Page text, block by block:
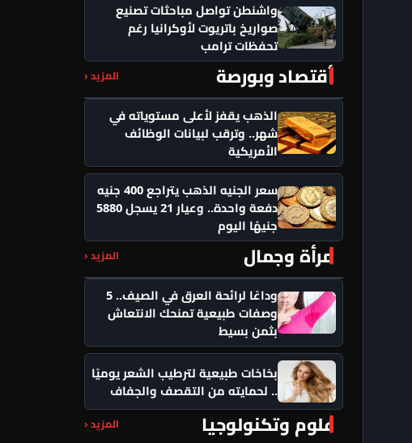
واشنطن تواصل مباحثات تصنيع
صواريخ باتريوت لأوكرانيا رغم
تحفظات ترامب
أقتصاد وبورصة المزيد ‹
الذهب يقفز لأعلى مستوياته في
شهر.. وترقب لبيانات الوظائف
الأمريكية
سعر الجنيه الذهب يتراجع 400 جنيه
دفعة واحدة.. وعيار 21 يسجل 5880
جنيهًا اليوم
مرأة وجمال المزيد ‹
وداعًا لرائحة العرق في الصيف.. 5
وصفات طبيعية تمنحك الانتعاش
بثمن بسيط
بخاخات طبيعية لترطيب الشعر يوميًا
.. لحمايته من التقصف والجفاف
علوم وتكنولوجيا المزيد ‹